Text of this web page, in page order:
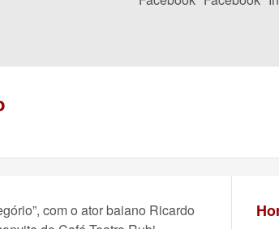
com o ator baiano Ricardo